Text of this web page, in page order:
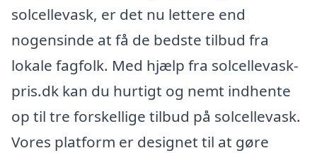
solcellevask, er det nu lettere end
nogensinde at få de bedste tilbud fra
lokale fagfolk. Med hjælp fra solcellevask-
pris.dk kan du hurtigt og nemt indhente
op til tre forskellige tilbud på solcellevask.
Vores platform er designet til at gøre